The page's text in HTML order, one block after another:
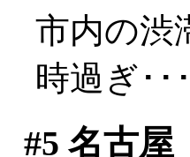
市内の渋
時過ぎ･･
#5 名古屋